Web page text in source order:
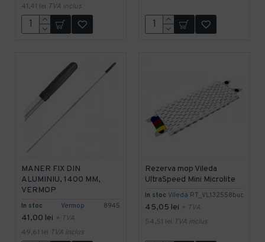
41,41 lei TVA inclus
In stoc Vermop 8945
MANER FIX DIN
ALUMINIU, 1400 MM,
VERMOP
41,00 lei + TVA
49,61 lei TVA inclus
In stoc Vileda RT_VL132558buc
Rezerva mop Vileda
UltraSpeed Mini Microlite
45,05 lei + TVA
54,51 lei TVA inclus